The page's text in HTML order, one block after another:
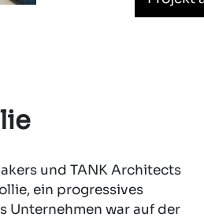
und TANK Architects
ein progressives
Unternehmen war auf der